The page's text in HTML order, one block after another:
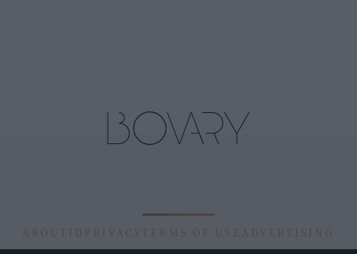
ABOUT ID PRIVACY TERMS OF USE ADVERTISING